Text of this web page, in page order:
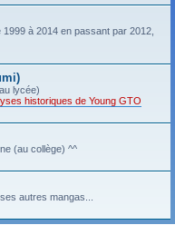
à 2014 en passant par 2012,
lycée)
historiques de Young GTO
(au collège) ^^
autres mangas...